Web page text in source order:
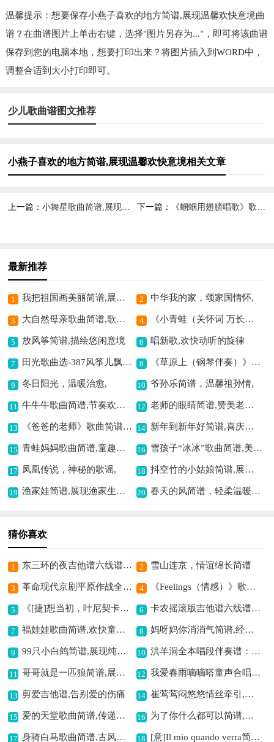
温馨提示：想要保存小燕子喜欢的地方简谱,展现温馨欢快意境曲
谱？在曲谱图片上单击右键，选择"图片另存为..."，即可将该曲谱
保存到您的电脑本地，想要打印出来？将图片插入到WORD中，
调整合适到大小打印即可。
少儿歌曲谱图文推荐
小燕子喜欢的地方简谱,展现温馨欢快意境相关文章
上一篇：小舞星歌曲简谱,展现少儿舞蹈风采 下一篇： 《蝈蝈用翅膀唱歌》歌曲简谱,展现蝈蝈独特歌声
最新推荐
1 我把祖国画美丽简谱,展现爱国之情 2 中华我的家，颂家国情怀,
3 大自然母亲歌曲简谱,歌颂自然之美 4 《小青蛙（关怀词 万长海曲）》歌曲简谱,童趣满满很是可爱
5 放风筝简谱,描绘悠闲意境 6 唱新歌,欢快动听的旋律
7 田光歌曲选-387风筝儿飘飘简谱,展现风筝飘飞意境 8 《草原上（钢琴伴奏）》歌曲简谱,展现草原的悠扬
9 冬日阳光，温暖治愈, 10 爷孙乐简谱，温馨祖孙情,
11 牛牛牛歌曲简谱,节奏欢快超带感 12 老师的眼睛简谱,赞美老师的深情
13 《爸爸的老师》歌曲简谱,童趣盎然的佳作 14 新年到新年好简谱,喜庆欢快迎新年
15 青蛙妈妈歌曲简谱,童趣满满的旋律 16 雪孩子“冰冰”歌曲简谱,美国经典之作
17 凤凰传说，神秘的歌谣, 18 抖空竹的小姑娘简谱,展现欢快童趣
19 渔家娃简谱,展现渔家生活情 20 春天的风简谱，轻柔温暖之意,
猜你喜欢
1 东三环的夜吉他谱六线谱,展现都市夜风情 2 雪山连京，情谊绵长简谱
3 革命现代京剧平原作战全剧主旋律乐谱之序曲简谱京剧,展现战斗豪情 4 《Feelings（情感）》歌曲简谱,诠释真挚情感之歌
5 《[捷]想当初，叶尼契卡》歌曲简谱,展现别样东欧风情 6 卡农摇滚版吉他谱六线谱,经典摇滚激情演绎
7 福娃娃歌曲简谱,欢快童真韵味足 8 妈呀妈你消消气简谱,经典对唱韵味足
9 99只小白鸽简谱,展现纯真美好 10 洪羊洞全本唱段伴奏谱：自那日朝罢归安然睡定（杨延昭唱段）简谱戏谱,展现英雄悲壮心境
11 哥哥就是一匹狼简谱,展现野性魅力 12 我爱春雨嘀嘀嗒童声合唱简谱,展现欢快童真意境
13 剪爱吉他谱,告别爱的伤痛 14 崔莺莺闷悠悠情丝牵引,演绎别样爱情故事
15 爱的天堂歌曲简谱,传递温暖爱意 16 为了你什么都可以简谱,爱可舍弃一切
17 身骑白马歌曲简谱,古风韵味十足 18 [意]Il mio quando verra简谱,美妙爱情旋律呈现